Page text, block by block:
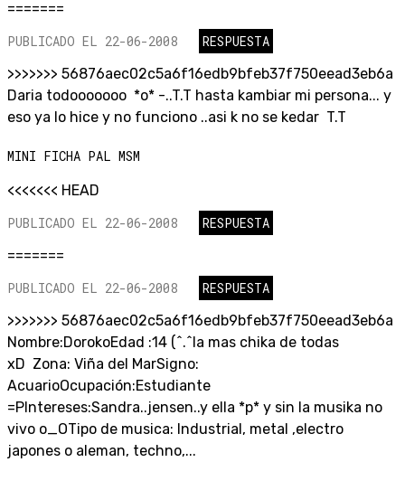
=======
PUBLICADO EL 22-06-2008
RESPUESTA
>>>>>>> 56876aec02c5a6f16edb9bfeb37f750eead3eb6a
Daria todooooooo *o* -..T.T hasta kambiar mi persona... y
eso ya lo hice y no funciono ..asi k no se kedar T.T
MINI FICHA PAL MSM
<<<<<<< HEAD
PUBLICADO EL 22-06-2008
RESPUESTA
=======
PUBLICADO EL 22-06-2008
RESPUESTA
>>>>>>> 56876aec02c5a6f16edb9bfeb37f750eead3eb6a
Nombre:DorokoEdad :14 (^.^la mas chika de todas
xD Zona: Viña del MarSigno:
AcuarioOcupación:Estudiante
=PIntereses:Sandra..jensen..y ella *p* y sin la musika no
vivo o_OTipo de musica: Industrial, metal ,electro
japones o aleman, techno,...